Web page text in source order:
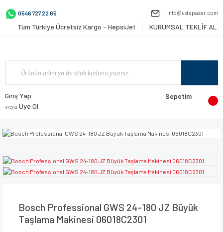
0546 727 22 65 info@ustapazar.com
Tüm Türkiye Ücretsiz Kargo - HepsiJet KURUMSAL TEKLİF AL
Giriş Yap
veya Üye Ol
Sepetim
Bosch Professional GWS 24-180 JZ Büyük
Taşlama Makinesi 06018C2301